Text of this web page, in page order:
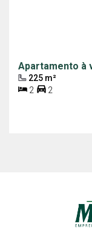
Apartamento à
225 m²
2
2